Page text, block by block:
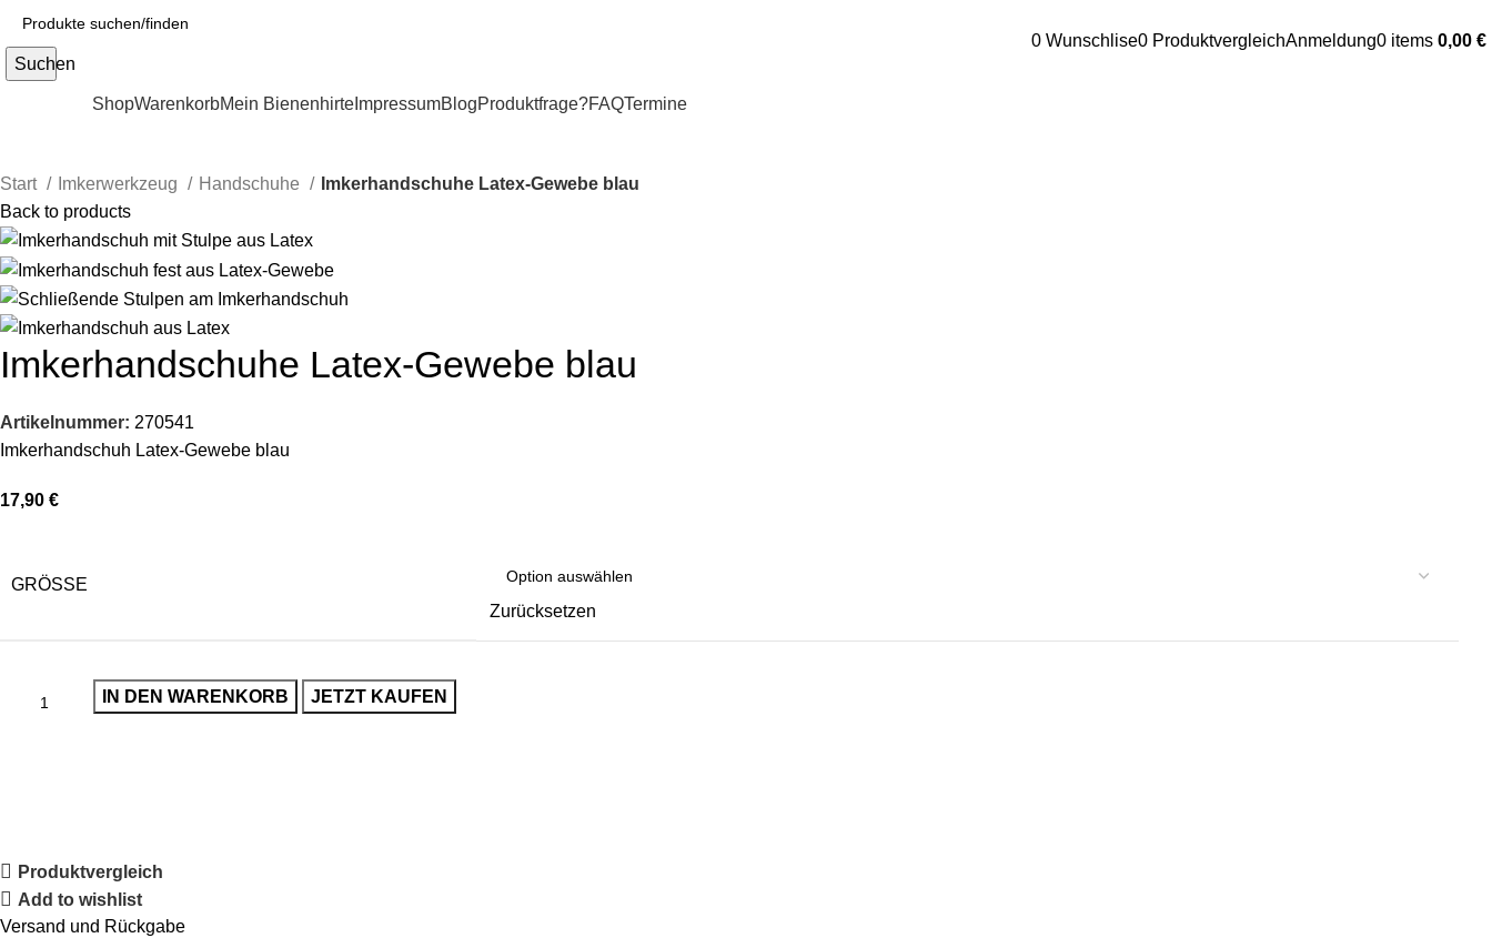
Suchen
0 Wunschlise0 ProduktvergleichAnmeldung0 items 0,00 €
ShopWarenkorbMein Bienenhirte ImpressumBlogProduktfrage?FAQTermine
Start Imkerwerkzeug Handschuhe
Imkerhandschuhe Latex-Gewebe blau
Back to products
Imkerhandschuhe Latex-Gewebe blau
Artikelnummer: 270541
Imkerhandschuh Latex-Gewebe blau
17,90€
GRÖSSE
Zurücksetzen
IN DEN WARENKORB JETZT KAUFEN
Produktvergleich
Add to wishlist
Versand und Rückgabe